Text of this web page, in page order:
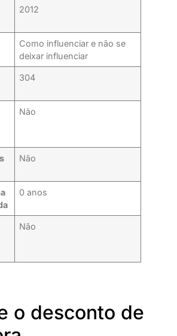
2012
Como influenciar e não se
deixar influenciar
304
Não
Não
0 anos
Não
o desconto de